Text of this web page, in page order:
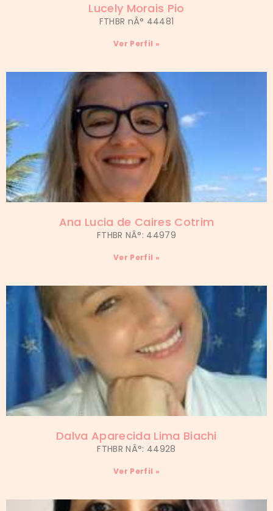
Lucely Morais Pio
FTHBR nÂ° 44481
Ver Perfil »
Ana Lucia de Caires Cotrim
FTHBR NÂ°: 44979
Ver Perfil »
Dalva Aparecida Lima Biachi
FTHBR NÂ°: 44928
Ver Perfil »